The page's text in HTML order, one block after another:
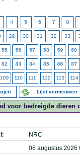
4 5 6 7 8
29 30 31 32 33
55 56 57 58 59 60
82 83 84 85 86 87
109 110 111 112 113 114
Lijst vernieuwen
voor bedreigde dieren
NRC
06 augustus 2026